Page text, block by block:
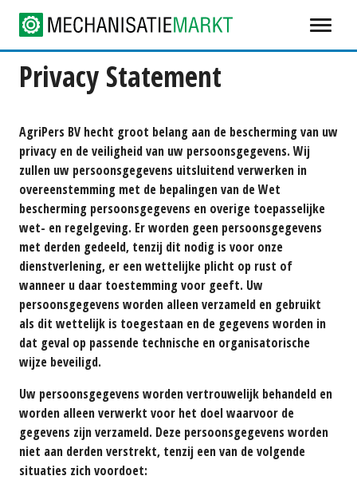
Privacy Statement
AgriPers BV hecht groot belang aan de bescherming van uw
privacy en de veiligheid van uw persoonsgegevens. Wij
zullen uw persoonsgegevens uitsluitend verwerken in
overeenstemming met de bepalingen van de Wet
bescherming persoonsgegevens en overige toepasselijke
wet- en regelgeving. Er worden geen persoonsgegevens
met derden gedeeld, tenzij dit nodig is voor onze
dienstverlening, er een wettelijke plicht op rust of
wanneer u daar toestemming voor geeft. Uw
persoonsgegevens worden alleen verzameld en gebruikt
als dit wettelijk is toegestaan en de gegevens worden in
dat geval op passende technische en organisatorische
wijze beveiligd.
Uw persoonsgegevens worden vertrouwelijk behandeld en
worden alleen verwerkt voor het doel waarvoor de
gegevens zijn verzameld. Deze persoonsgegevens worden
niet aan derden verstrekt, tenzij een van de volgende
situaties zich voordoet: